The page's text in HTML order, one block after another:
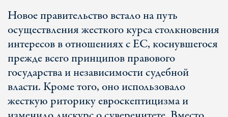
Новое правительство встало на путь
осуществления жесткого курса столкновения
интересов в отношениях с ЕС, коснувшегося
прежде всего принципов правового
государства и независимости судебной
власти. Кроме того, оно использовало
жесткую риторику евроскептицизма и